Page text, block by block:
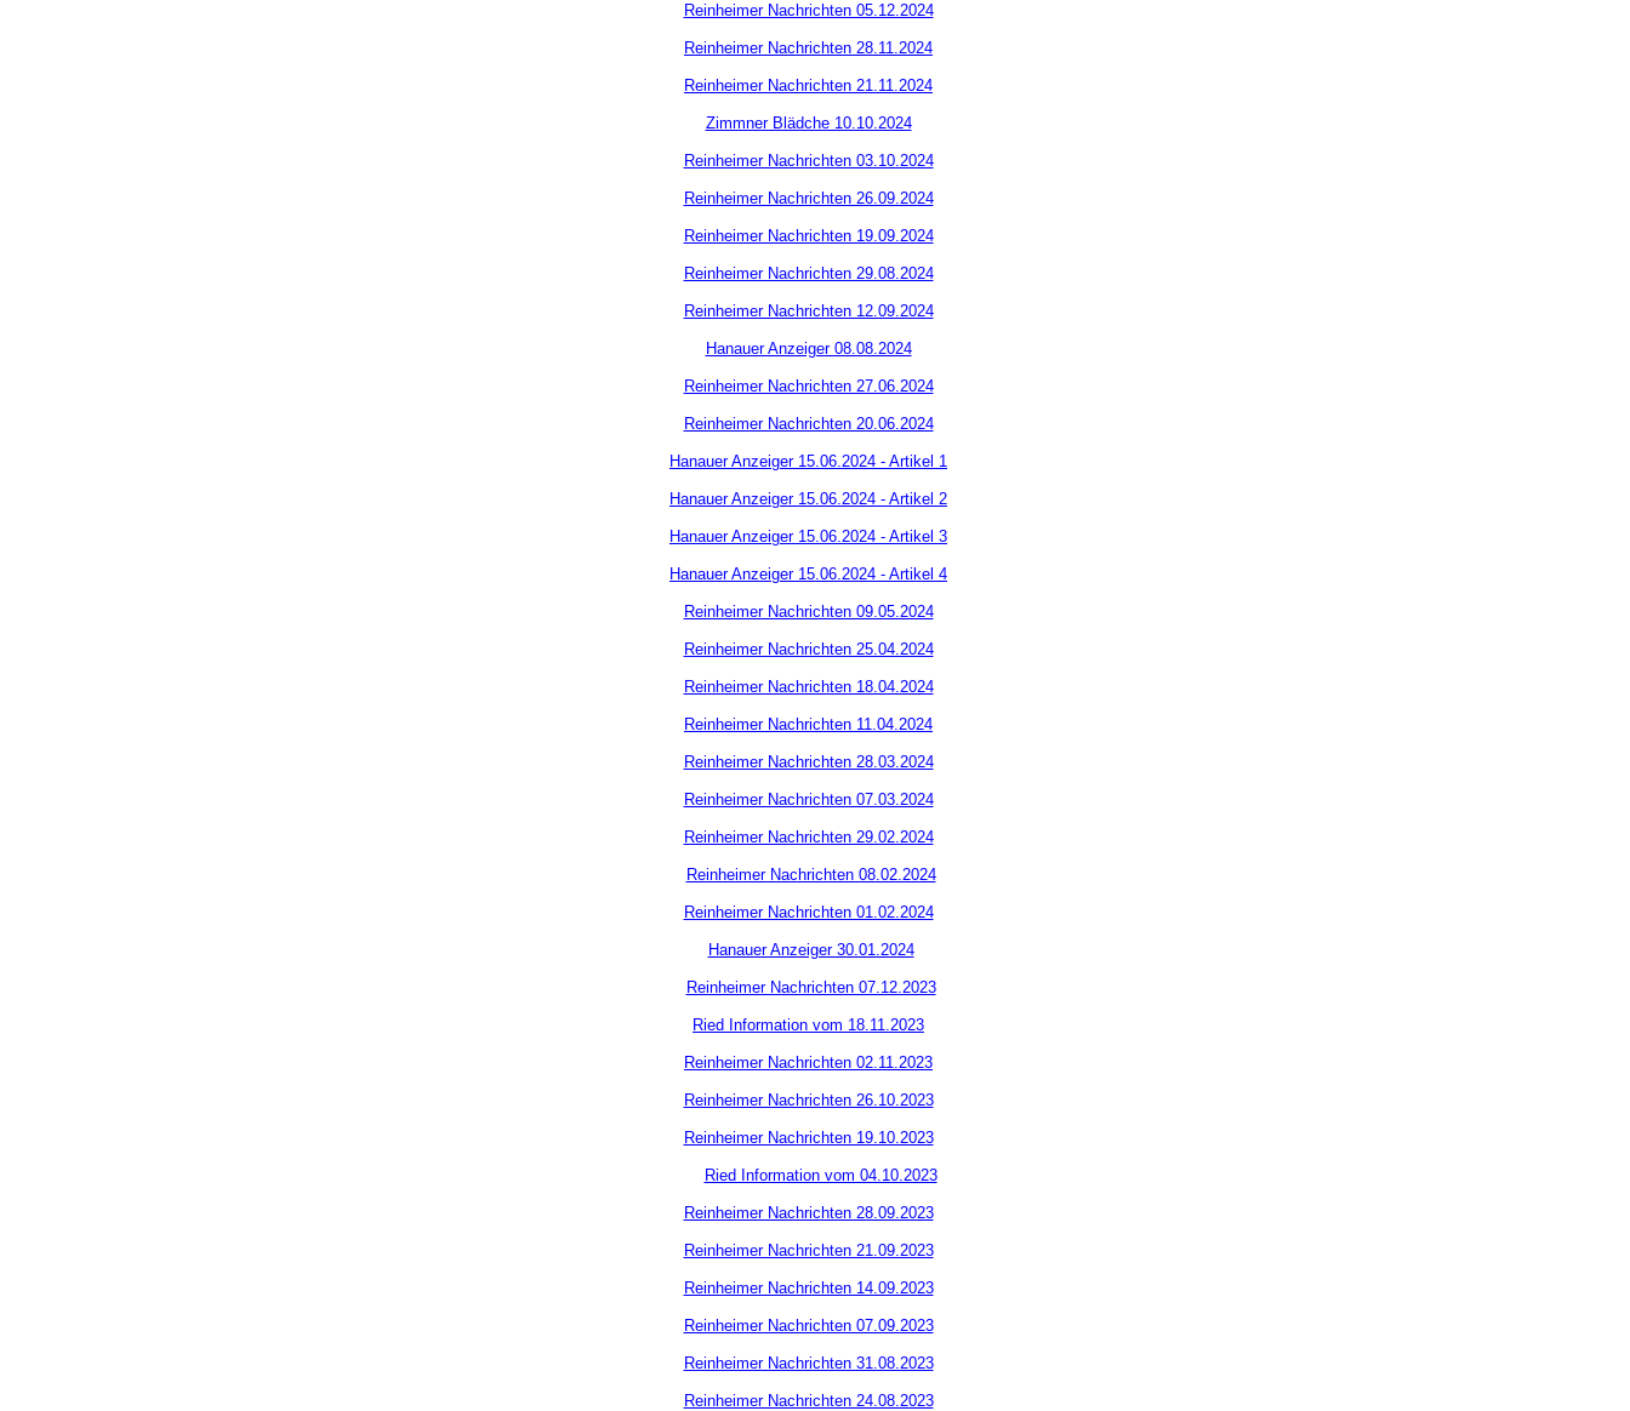
Reinheimer Nachrichten 05.12.2024
Reinheimer Nachrichten 28.11.2024
Reinheimer Nachrichten 21.11.2024
Zimmner Blädche 10.10.2024
Reinheimer Nachrichten 03.10.2024
Reinheimer Nachrichten 26.09.2024
Reinheimer Nachrichten 19.09.2024
Reinheimer Nachrichten 29.08.2024
Reinheimer Nachrichten 12.09.2024
Hanauer Anzeiger 08.08.2024
Reinheimer Nachrichten 27.06.2024
Reinheimer Nachrichten 20.06.2024
Hanauer Anzeiger 15.06.2024 - Artikel 1
Hanauer Anzeiger 15.06.2024 - Artikel 2
Hanauer Anzeiger 15.06.2024 - Artikel 3
Hanauer Anzeiger 15.06.2024 - Artikel 4
Reinheimer Nachrichten 09.05.2024
Reinheimer Nachrichten 25.04.2024
Reinheimer Nachrichten 18.04.2024
Reinheimer Nachrichten 11.04.2024
Reinheimer Nachrichten 28.03.2024
Reinheimer Nachrichten 07.03.2024
Reinheimer Nachrichten 29.02.2024
Reinheimer Nachrichten 08.02.2024
Reinheimer Nachrichten 01.02.2024
Hanauer Anzeiger 30.01.2024
Reinheimer Nachrichten 07.12.2023
Ried Information vom 18.11.2023
Reinheimer Nachrichten 02.11.2023
Reinheimer Nachrichten 26.10.2023
Reinheimer Nachrichten 19.10.2023
Ried Information vom 04.10.2023
Reinheimer Nachrichten 28.09.2023
Reinheimer Nachrichten 21.09.2023
Reinheimer Nachrichten 14.09.2023
Reinheimer Nachrichten 07.09.2023
Reinheimer Nachrichten 31.08.2023
Reinheimer Nachrichten 24.08.2023